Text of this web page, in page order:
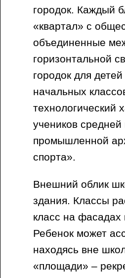
городок. Каждый
«квартал» с
объединенные
горизонтальной
городок для
начальных
технологический
учеников
промышленной
спорта».
Внешний облик
здания. Классы
класс на фасадах
Ребенок может
находясь вне
«площади» –